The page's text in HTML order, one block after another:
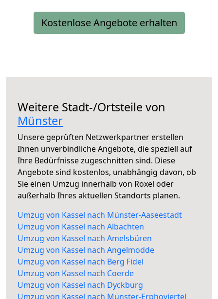
Kostenlose Angebote erhalten
Weitere Stadt-/Ortsteile von
Münster
Unsere geprüften Netzwerkpartner erstellen
Ihnen unverbindliche Angebote, die speziell auf
Ihre Bedürfnisse zugeschnitten sind. Diese
Angebote sind kostenlos, unabhängig davon, ob
Sie einen Umzug innerhalb von Roxel oder
außerhalb Ihres aktuellen Standorts planen.
Umzug von Kassel nach Münster-Aaseestadt
Umzug von Kassel nach Albachten
Umzug von Kassel nach Amelsbüren
Umzug von Kassel nach Angelmodde
Umzug von Kassel nach Berg Fidel
Umzug von Kassel nach Coerde
Umzug von Kassel nach Dyckburg
Umzug von Kassel nach Münster-Erphoviertel